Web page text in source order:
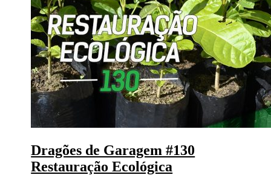
Dragões de Garagem #130
Restauração Ecológica